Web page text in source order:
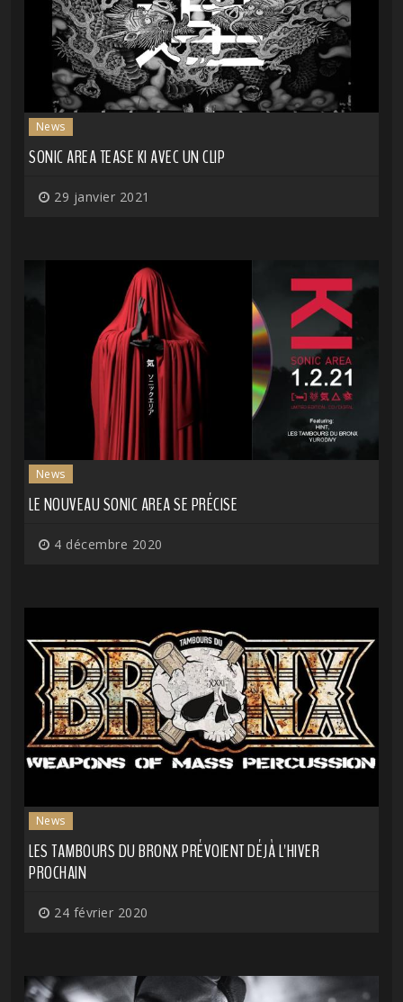
News
SONIC AREA TEASE KI AVEC UN CLIP
29 janvier 2021
News
LE NOUVEAU SONIC AREA SE PRÉCISE
4 décembre 2020
News
LES TAMBOURS DU BRONX PRÉVOIENT DÉJÀ L'HIVER
PROCHAIN
24 février 2020